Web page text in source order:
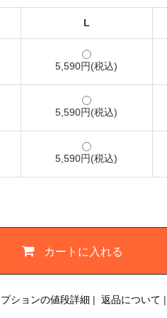
L
5,590円(税込)
5,590円(税込)
5,590円(税込)
カートに入れる
ションの値段詳細 | 返品について |